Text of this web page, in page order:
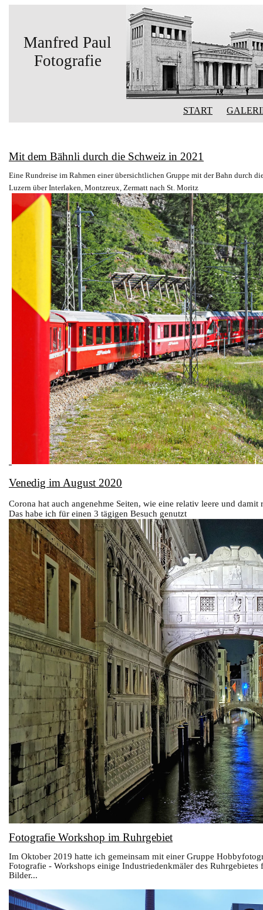
Manfred Paul
Fotografie
START
Mit dem Bähnli durch die Schweiz in 2021
Eine Rundreise im Rahmen einer übersichtlichen Gruppe mit der Bahn durch
Luzern über Interlaken, Montzreux, Zermatt nach St. Moritz
Venedig im August 2020
Corona hat auch angenehme Seiten, wie eine relativ leere und damit
Das habe ich für einen 3 tägigen Besuch genutzt
Fotografie Workshop im Ruhrgebiet
Im Oktober 2019 hatte ich gemeinsam mit einer Gruppe
Fotografie - Workshops einige Industriedenkmäler des
Bilder...